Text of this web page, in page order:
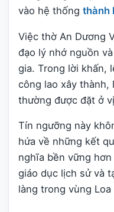
vào hệ thống thành
Việc thờ An Dương
đạo lý nhớ nguồn
gia. Trong lời khấn,
công lao xây thành,
thường được đặt ở
Tín ngưỡng này
hứa về những kết
nghĩa bền vững
giáo dục lịch sử và
làng trong vùng Loa